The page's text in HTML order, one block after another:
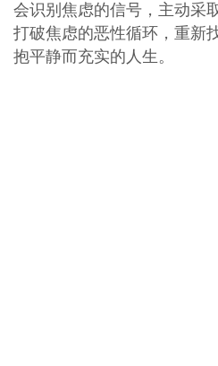
会识别焦虑的信号，主动采
打破焦虑的恶性循环，重新
抱平静而充实的人生。